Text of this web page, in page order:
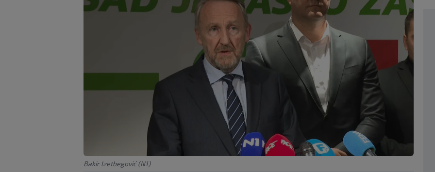
Bakir Izetbegović (N1)